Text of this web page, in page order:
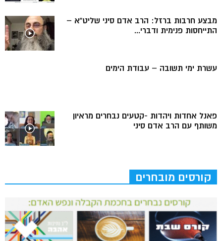
מבצע חרבות ברזל: הרב אדם סיני שליט”א –
התייחסות פנימית ודברי...
עשרת ימי תשובה – עבודת הימים
פאנל אחדות ויהדות -קטעים נבחרים מראיון
משותף עם הרב אדם סיני
קורסים מובחרים